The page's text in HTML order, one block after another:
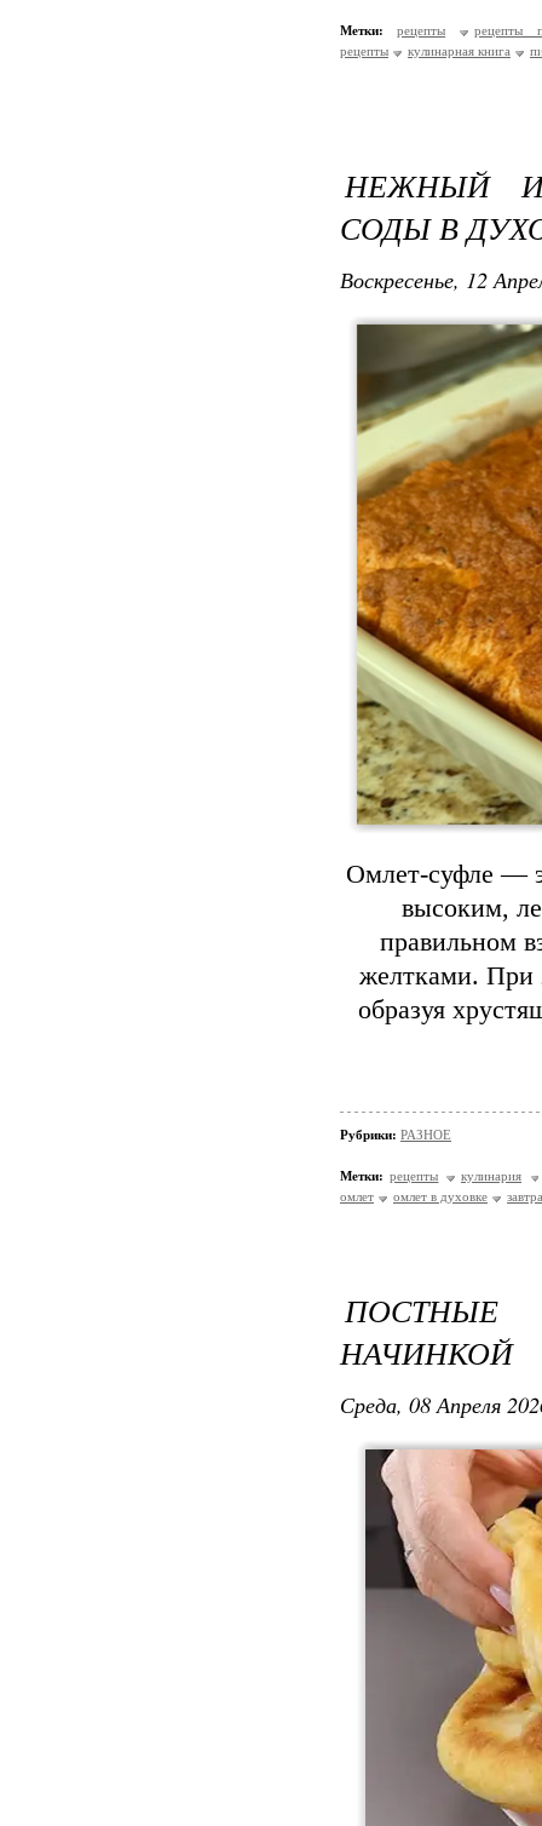
Метки: рецепты
рецепты
рецепты
кулинарная книга
НЕЖНЫЙ
СОДЫ В
Воскресенье, 12
Омлет-суфле —
высоким,
правильном
желтками. При
образуя
Рубрики: РАЗНОЕ
Метки: рецепты
кулинария
омлет
омлет в духовке
НАЧИНКОЙ
Среда, 08 Апреля